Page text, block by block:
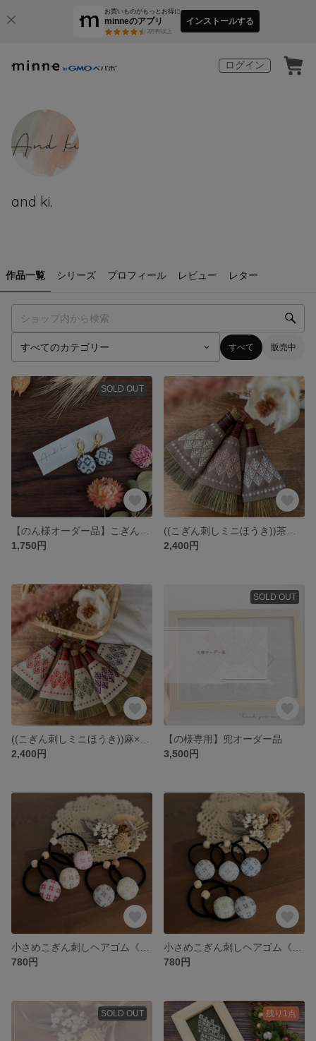
お買いものがもっとお得に
minneのアプリ
3万件以上
インストールする
ログイン
and ki.
作品一覧 シリーズ プロフィール レビュー レター
すべて 販売中
SOLD OUT
1,750円
2,400円
2,400円
SOLD OUT
【の様専用】兜オーダー品
3,500円
780円
780円
SOLD OUT 残り1点